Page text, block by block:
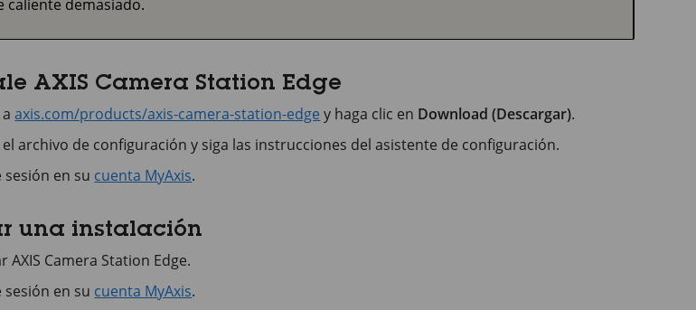
caliente demasiado.
AXIS Camera Station Edge
aaxis.com/products/axis-camera-station-edge y haga clic en Download (Descargar).
archivo de configuración y siga las instrucciones del asistente de configuración.
sesión en su cuenta MyAxis.
una instalación
AXIS Camera Station Edge.
sesión en su cuenta MyAxis.